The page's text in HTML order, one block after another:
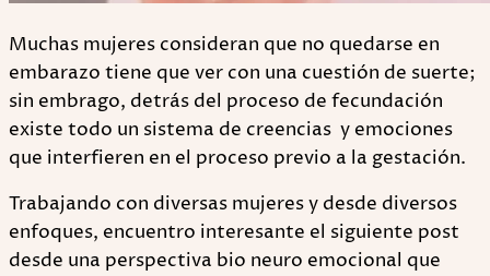
Muchas mujeres consideran que no quedarse en
embarazo tiene que ver con una cuestión de suerte;
sin embrago, detrás del proceso de fecundación
existe todo un sistema de creencias y emociones
que interfieren en el proceso previo a la gestación.
Trabajando con diversas mujeres y desde diversos
enfoques, encuentro interesante el siguiente post
desde una perspectiva bio neuro emocional que